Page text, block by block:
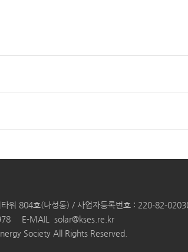
워 804호(나성동) / 사업자등록번호 : 220-82-
E-MAIL solar@kses.re.kr
Society All Rights Reserved.